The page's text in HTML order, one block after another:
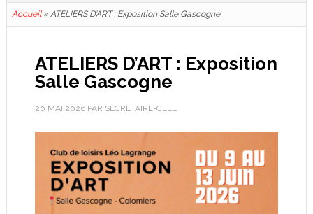
Accueil» ATELIERS D’ART : Exposition Salle Gascogne
ATELIERS D’ART : Exposition
Salle Gascogne
20 MAI 2026PAR SECRETAIRE-CLLL